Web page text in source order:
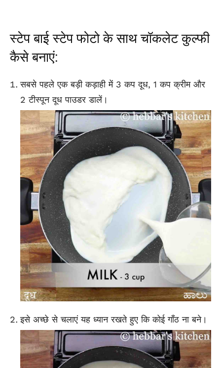
स्टेप बाई स्टेप फोटो के साथ चॉकलेट कुल्फी
कैसे बनाएं:
सबसे पहले एक बड़ी कड़ाही में 3 कप दूध, 1 कप क्रीम और
2 टीस्पून दूध पाउडर डालें।
इसे अच्छे से चलाएं यह ध्यान रखते हुए कि कोई गाँठ ना बने।